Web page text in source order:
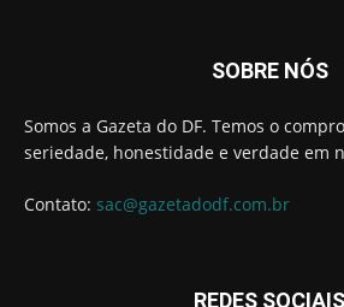
SOBRE NÓS
Somos a Gazeta do DF. Temos o
seriedade, honestidade e verdade em
Contato: sac@gazetadodf.com.br
REDES SOCIAIS